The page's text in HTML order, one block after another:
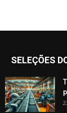
SELEÇÕES